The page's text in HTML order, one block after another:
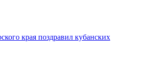
края поздравил кубанских